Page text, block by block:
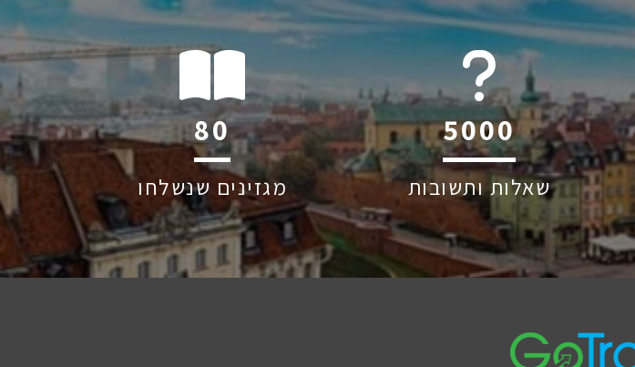
120
מגזינים שנשלחו
6045
שאלות ותשובות